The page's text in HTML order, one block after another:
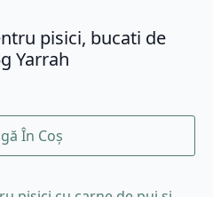
pisici, bucati de
Yarrah
În Coș